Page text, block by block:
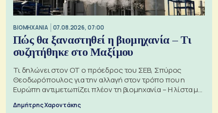
ΒΙΟΜΗΧΑΝΙΑ 07.08.2026, 07:00
Πώς θα ξαναστηθεί η βιομηχανία – Τι
συζητήθηκε στο Μαξίμου
Τι δηλώνει στον ΟΤ ο πρόεδρος του ΣΕΒ, Σπύρος
Θεοδωρόπουλος για την αλλαγή στον τρόπο που η
Ευρώπη αντιμετωπίζει πλέον τη βιομηχανία – Η λίστα με
Δημήτρης Χαροντάκης